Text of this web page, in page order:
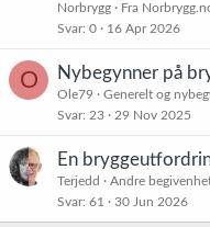
Norbrygg
Fra
Svar 0 16 Apr 2026
O Nybegynner på
Ole79
Generelt og
Svar 23 29 Nov 2025
En
Terjedd
Andre
Svar 61 30 Jun 2026